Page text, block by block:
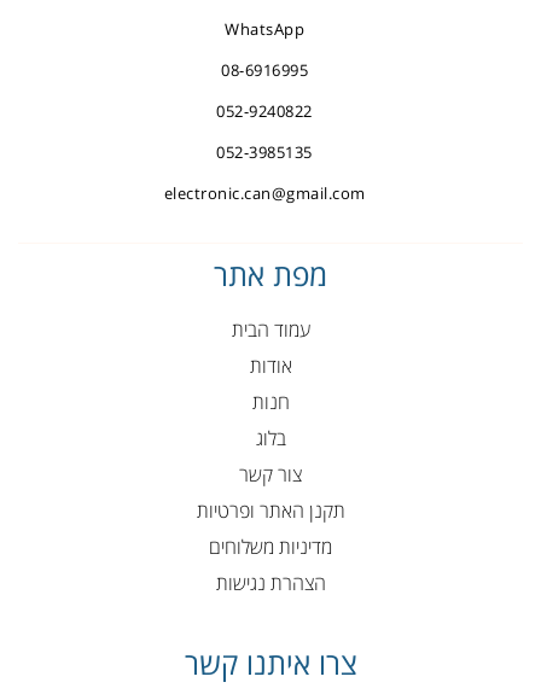
WhatsApp
08-6916995
052-9240822
052-3985135
electronic.can@gmail.com
מפת אתר
עמוד הבית
אודות
חנות
בלוג
צור קשר
תקנן האתר ופרטיות
מדיניות משלוחים
הצהרת נגישות
צרו איתנו קשר